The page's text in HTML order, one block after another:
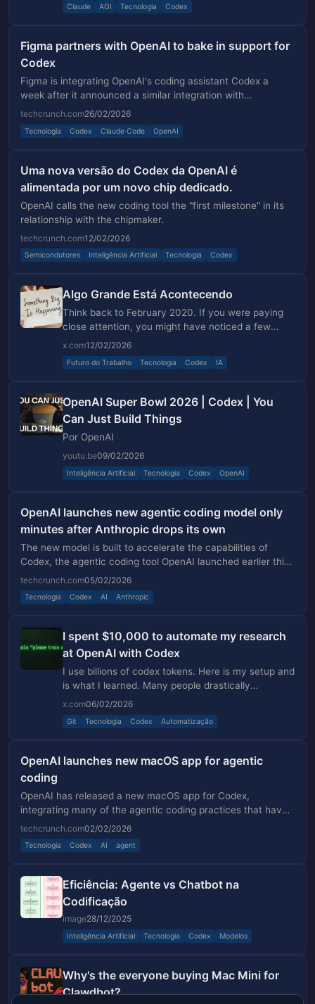
Claude AGI Tecnologia Codex
Figma partners with OpenAI to bake in support for
Codex
Figma is integrating OpenAI's coding assistant Codex a
week after it announced a similar integration with
Anthropic's Claude Code.
techcrunch.com26/02/2026
Tecnologia Codex Claude Code OpenAI
Uma nova versão do Codex da OpenAI é
alimentada por um novo chip dedicado.
OpenAI calls the new coding tool the "first milestone" in its
relationship with the chipmaker.
techcrunch.com12/02/2026
Semicondutores Inteligência Artificial Tecnologia Codex
Algo Grande Está Acontecendo
Think back to February 2020. If you were paying
close attention, you might have noticed a few
people talking about a virus spreading overseas.
But most of us weren't paying close attention. The
stock
x.com12/02/2026
Futuro do Trabalho Tecnologia Codex IA
OpenAI Super Bowl 2026 | Codex | You
Can Just Build Things
Por OpenAI
youtu.be09/02/2026
Inteligência Artificial Tecnologia Codex OpenAI
OpenAI launches new agentic coding model only
minutes after Anthropic drops its own
The new model is built to accelerate the capabilities of
Codex, the agentic coding tool OpenAI launched earlier this
week.
techcrunch.com05/02/2026
Tecnologia Codex AI Anthropic
I spent $10,000 to automate my research
at OpenAI with Codex
I use billions of codex tokens. Here is my setup and
is what I learned. Many people drastically
underestimate what codex can do. Even some of
my colleagues still underutilize codex, but they are
x.com06/02/2026
Git Tecnologia Codex Automatização
OpenAI launches new macOS app for agentic
coding
OpenAI has released a new macOS app for Codex,
integrating many of the agentic coding practices that have
become popular since Codex launched last year.
techcrunch.com02/02/2026
Tecnologia Codex AI agent
Eficiência: Agente vs Chatbot na
Codificação
image28/12/2025
Inteligência Artificial Tecnologia Codex Modelos
Why's the everyone buying Mac Mini for
Clawdbot?